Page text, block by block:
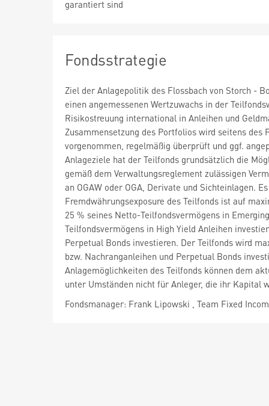
garantiert sind
Fondsstrategie
Ziel der Anlagepolitik des Flossbach von Storch -
einen angemessenen Wertzuwachs in der
Risikostreuung international in Anleihen und
Zusammensetzung des Portfolios wird seitens
vorgenommen, regelmäßig überprüft und ggf.
Anlageziele hat der Teilfonds grundsätzlich die
gemäß dem Verwaltungsreglement zulässigen
an OGAW oder OGA, Derivate und Sichteinlagen.
Fremdwährungsexposure des Teilfonds ist auf
25 % seines Netto-Teilfondsvermögens in
Teilfondsvermögens in High Yield Anleihen
Perpetual Bonds investieren. Der Teilfonds wird
bzw. Nachranganleihen und Perpetual Bonds
Anlagemöglichkeiten des Teilfonds können dem
unter Umständen nicht für Anleger, die ihr Kapital
Fondsmanager: Frank Lipowski , Team Fixed